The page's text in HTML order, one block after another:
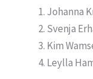
Johanna
Svenja
Kim
Leylla